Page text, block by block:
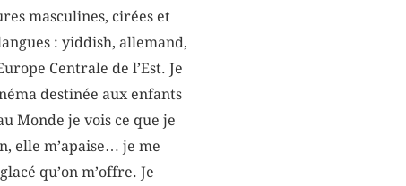
masculines, cirées et
: yiddish, allemand,
Centrale de l’Est. Je
destinée aux enfants
Monde je vois ce que je
elle m’apaise… je me
qu’on m’offre. Je